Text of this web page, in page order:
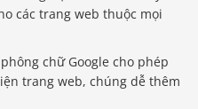
các trang web thuộc mọi
chữ Google cho phép
trang web, chúng dễ thêm